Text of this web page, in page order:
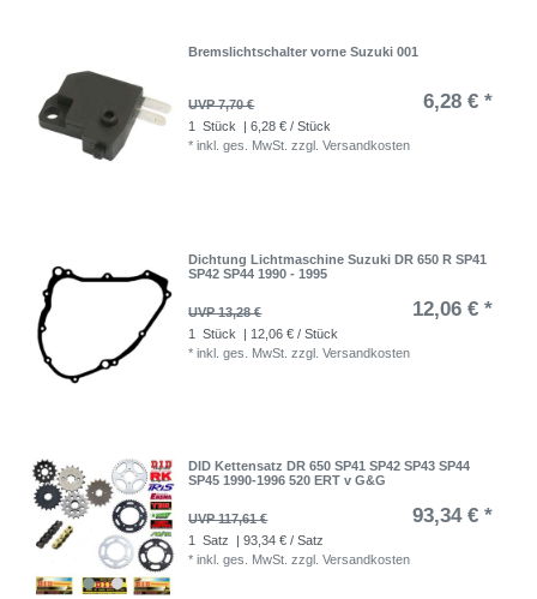
Bremslichtschalter vorne Suzuki 001
UVP 7,70 € 6,28 € *
1 Stück
| 6,28 € / Stück
*inkl. ges. MwSt. zzgl.Versandkosten
Dichtung Lichtmaschine Suzuki DR 650 R SP41
SP42 SP44 1990 - 1995
UVP 13,28 € 12,06 € *
1 Stück
| 12,06 € / Stück
*inkl. ges. MwSt. zzgl.Versandkosten
DID Kettensatz DR 650 SP41 SP42 SP43 SP44
SP45 1990-1996 520 ERT v G&G
UVP 117,61 € 93,34 € *
1 Satz
| 93,34 € / Satz
*inkl. ges. MwSt. zzgl.Versandkosten